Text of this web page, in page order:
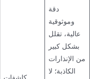
كاشفات
دقة
وموثوقية
عالية، تقلل
بشكل كبير
من الإنذارات
الكاذبة؛ لا